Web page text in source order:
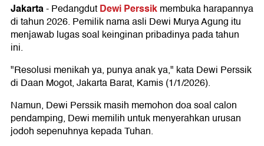
Jakarta-PedangdutDewi Perssikmembuka harapannya
di tahun 2026. Pemilik nama asli Dewi Murya Agung itu
menjawab lugas soal keinginan pribadinya pada tahun
ini.
"Resolusi menikah ya, punya anak ya," kata Dewi Perssik
di Daan Mogot, Jakarta Barat, Kamis (1/1/2026).
Namun, Dewi Perssik masih memohon doa soal calon
pendamping, Dewi memilih untuk menyerahkan urusan
jodoh sepenuhnya kepada Tuhan.